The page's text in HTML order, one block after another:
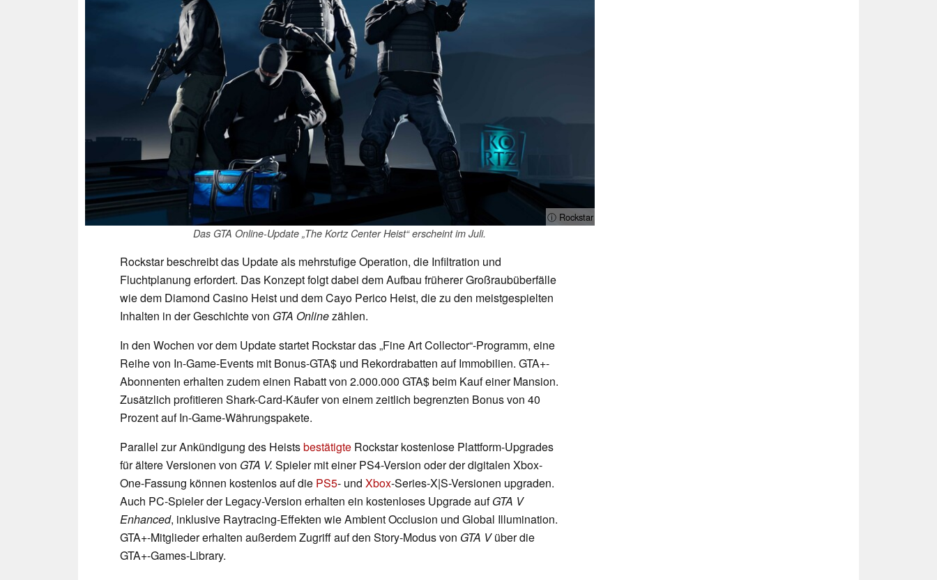
ⓘ Rockstar
Das GTA Online-Update „The Kortz Center Heist“ erscheint im Juli.
Rockstar beschreibt das Update als mehrstufige Operation, die Infiltration und
Fluchtplanung erfordert. Das Konzept folgt dabei dem Aufbau früherer Großraubüberfälle
wie dem Diamond Casino Heist und dem Cayo Perico Heist, die zu den meistgespielten
Inhalten in der Geschichte von GTA Onlinezählen.
In den Wochen vor dem Update startet Rockstar das „Fine Art Collector“-Programm, eine
Reihe von In-Game-Events mit Bonus-GTA$ und Rekordrabatten auf Immobilien. GTA+-
Abonnenten erhalten zudem einen Rabatt von 2.000.000 GTA$ beim Kauf einer Mansion.
Zusätzlich profitieren Shark-Card-Käufer von einem zeitlich begrenzten Bonus von 40
Prozent auf In-Game-Währungspakete.
Parallel zur Ankündigung des Heistsbestätigte Rockstar kostenlose Plattform-Upgrades
für ältere Versionen von GTA V. Spieler mit einer PS4-Version oder der digitalen Xbox-
One-Fassung können kostenlos auf die PS5- und Xbox-Series-X|S-Versionen upgraden.
Auch PC-Spieler der Legacy-Version erhalten ein kostenloses Upgrade aufGTA V
Enhanced, inklusive Raytracing-Effekten wie Ambient Occlusion und Global Illumination.
GTA+-Mitglieder erhalten außerdem Zugriff auf den Story-Modus von GTA Vüber die
GTA+-Games-Library.